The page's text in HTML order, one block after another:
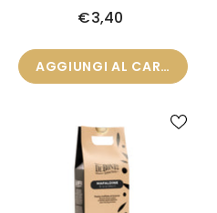
€3,40
AGGIUNGI AL CARRELLO